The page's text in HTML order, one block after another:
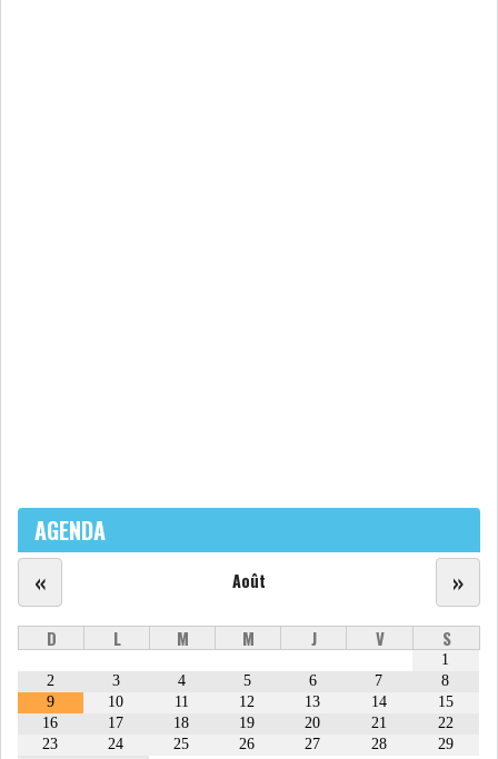
AGENDA
Août
« »
D L M M J V S
1
2
3 4 5 6 7
8
9
10 11 12 13 14
15
16
17 18 19 20 21
22
23
24 25 26 27 28
29